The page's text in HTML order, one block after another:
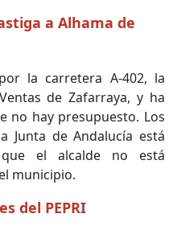
a Alhama de
la carretera A-402, la
de Zafarraya, y ha
no hay presupuesto. Los
Junta de Andalucía está
el alcalde no está
municipio.
del PEPRI